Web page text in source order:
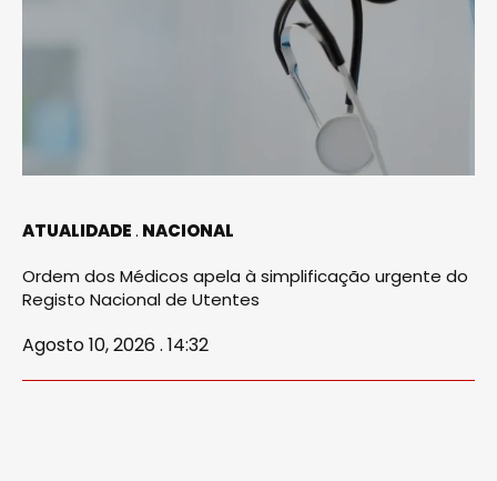
ATUALIDADE NACIONAL
Ordem dos Médicos apela à simplificação urgente do
Registo Nacional de Utentes
Agosto 10, 2026 . 14:32